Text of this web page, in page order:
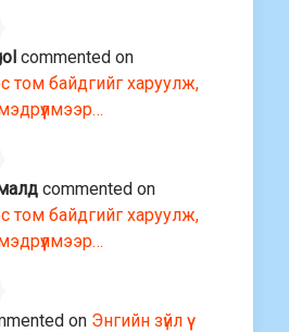
commented on
том байдгийг харуулж,
commented on
том байдгийг харуулж,
on Энгийн зүйл үү